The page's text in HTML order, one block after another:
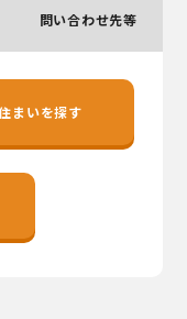
ビュー
力隊
問い合わせ先等
まいを探す